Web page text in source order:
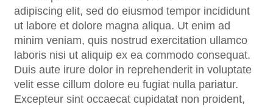
adipiscing elit, sed do eiusmod tempor incididunt
ut labore et dolore magna aliqua. Ut enim ad
minim veniam, quis nostrud exercitation ullamco
laboris nisi ut aliquip ex ea commodo consequat.
Duis aute irure dolor in reprehenderit in voluptate
velit esse cillum dolore eu fugiat nulla pariatur.
Excepteur sint occaecat cupidatat non proident,